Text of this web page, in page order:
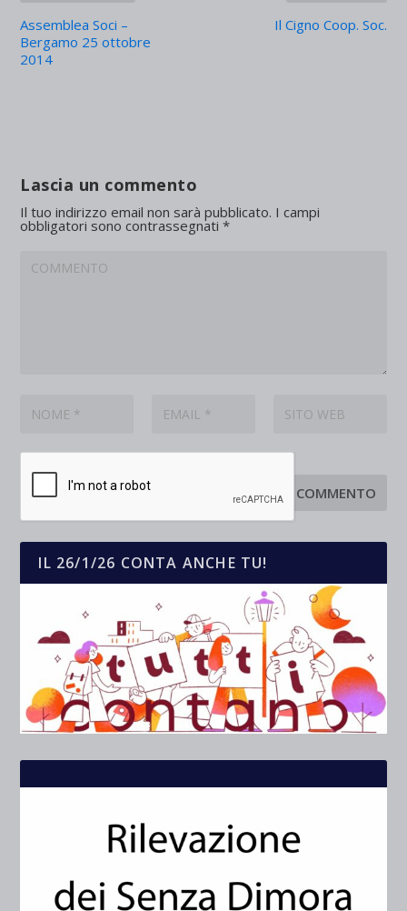
Assemblea Soci –
Bergamo 25 ottobre
2014
Il Cigno Coop. Soc.
Lascia un commento
Il tuo indirizzo email non sarà pubblicato. I campi
obbligatori sono contrassegnati*
IL 26/1/26 CONTA ANCHE TU!